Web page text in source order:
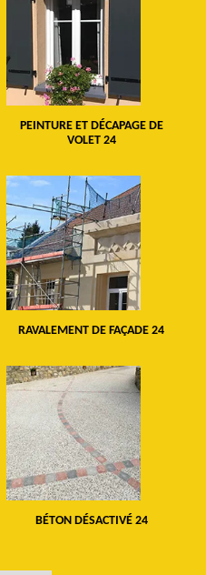
PEINTURE ET DÉCAPAGE DE
VOLET 24
RAVALEMENT DE FAÇADE 24
BÉTON DÉSACTIVÉ 24